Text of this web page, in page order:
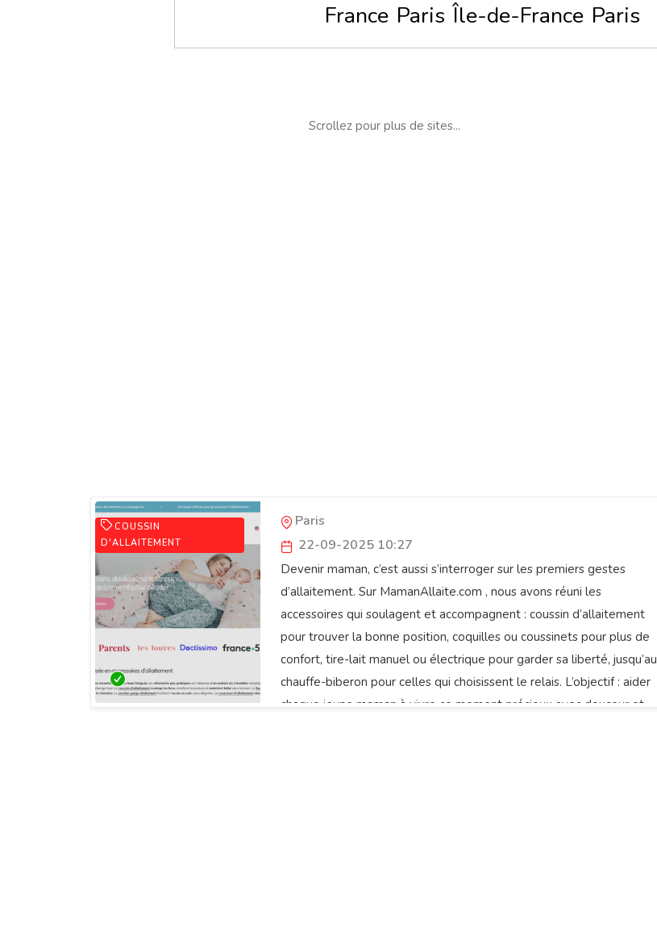
France Paris Île-de-France Paris
Scrollez pour plus de sites...
COUSSIN
D'ALLAITEMENT
Paris
22-09-2025 10:27
Devenir maman, c’est aussi s’interroger sur les premiers gestes
d’allaitement. Sur MamanAllaite.com , nous avons réuni les
accessoires qui soulagent et accompagnent : coussin d’allaitement
pour trouver la bonne position, coquilles ou coussinets pour plus de
confort, tire-lait manuel ou électrique pour garder sa liberté, jusqu’au
chauffe-biberon pour celles qui choisissent le relais. L’objectif : aider
chaque jeune maman à vivre ce moment précieux avec douceur et